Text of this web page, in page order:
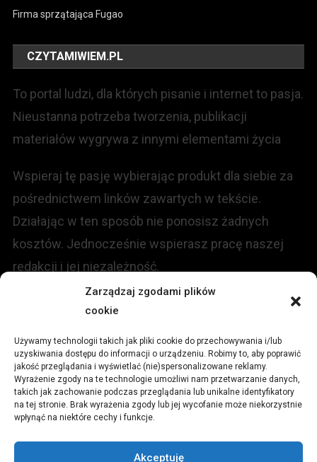
Zarządzaj zgodami plików
cookie
Używamy technologii takich jak pliki cookie do przechowywania i/lub
uzyskiwania dostępu do informacji o urządzeniu. Robimy to, aby poprawić
jakość przeglądania i wyświetlać (nie)spersonalizowane reklamy.
Wyrażenie zgody na te technologie umożliwi nam przetwarzanie danych,
takich jak zachowanie podczas przeglądania lub unikalne identyfikatory
na tej stronie. Brak wyrażenia zgody lub jej wycofanie może niekorzystnie
wpłynąć na niektóre cechy i funkcje.
Akceptuję
Firma sprzątająca Fugao
CZYTAMIWIEM.PL
To portal ludzi, dla których pisanie i internet to pasja.
Nieustanna potrzeba tworzenia, publikacji
materiałów wygrywa z innymi elementami życia
Wspieraj tę pasję wybierając produkt dla siebie za
pośrednictwem linków zawartych w tekście.
Działając w ten sposób nie ponosisz żadnych
kosztów. Jednocześnie wspierasz pracę naszej
redakcji i jej niezależność.
Redakcja portalu:
ul.Stara 13, 42-600 Tarnowskie Góry
TEL:+48 509 547 822
redakcja@czytamiwiem.pl